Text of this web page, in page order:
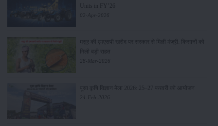
Units in FY’26
02-Apr-2026
मसूर की एमएसपी खरीद पर सरकार से मिली मंजूरी: किसानों को
मिली बड़ी राहत
28-Mar-2026
पूसा कृषि विज्ञान मेला 2026: 25–27 फरवरी को आयोजन
24-Feb-2026